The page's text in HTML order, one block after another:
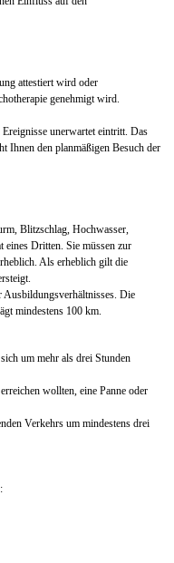
attestiert wird oder
genehmigt wird.
unerwartet eintritt. Das
Ihnen den planmäßigen Besuch der
Blitzschlag, Hochwasser,
eines Dritten. Sie müssen zur
Als erheblich gilt die
Ausbildungsverhältnisses. Die
mindestens 100 km.
um mehr als drei Stunden
wollten, eine Panne oder
Verkehrs um mindestens drei